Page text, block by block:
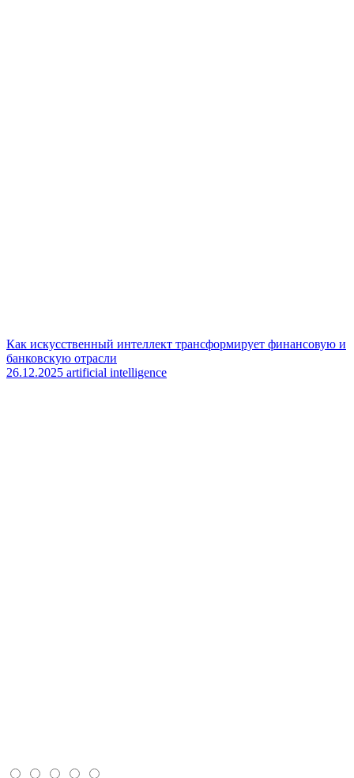
Как искусственный интеллект трансформирует финансовую и
банковскую отрасли
26.12.2025 artificial intelligence